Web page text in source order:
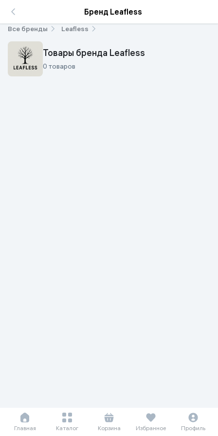
Бренд Leafless
Все бренды Leafless
Товары бренда Leafless
0 товаров
Главная Каталог Корзина Избранное Профиль